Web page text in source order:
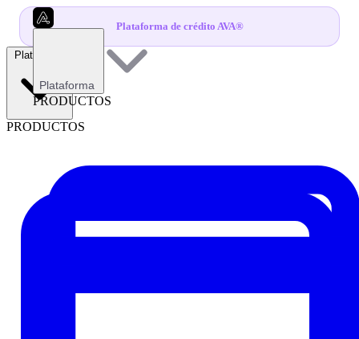
Plataforma de crédito AVA®
Plataforma
PRODUCTOS
Plataforma
PRODUCTOS